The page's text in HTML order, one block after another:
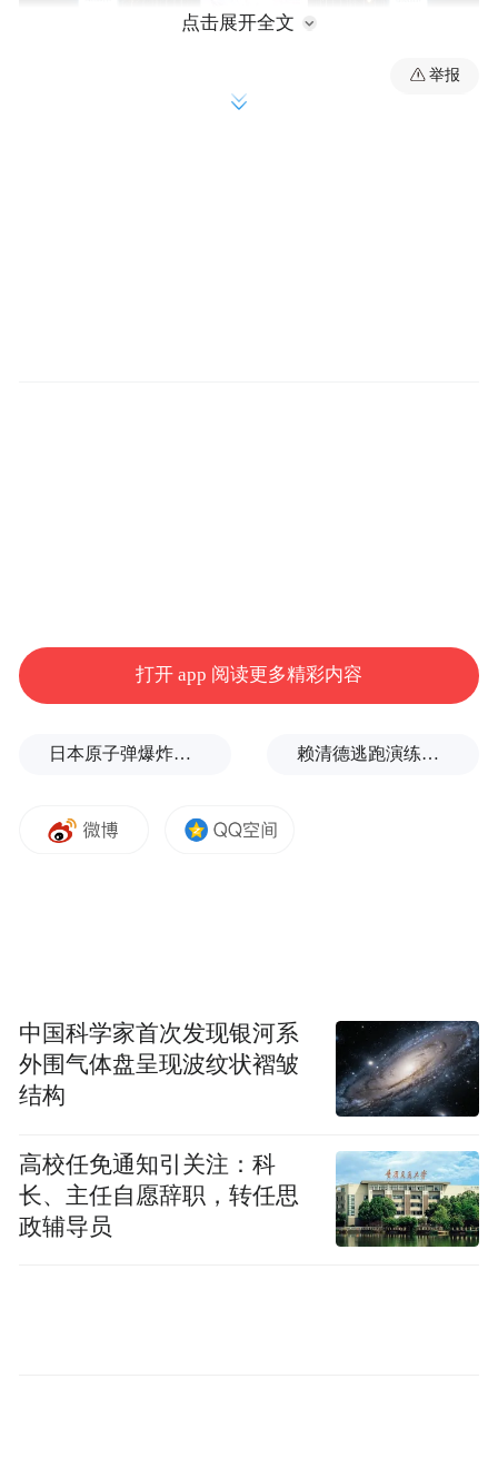
门子•洪管家等品牌商户，吸引一百多家商户
参与，活动现场吸引数万人参加，直接消费
产业文旅融合，落实文旅消费转化，打造一
场宁波文旅消费的最新盛会。
聚焦新文旅，打造宁波文旅新品牌
点击展开全文
举报
打开 app 阅读更多精彩内容
日本原子弹爆炸亲历者反对高市修改无核三原则，“她应该下台” 赖清德逃跑演练有美方人员参与，台媒体人：终于正式演练逃亡计划了
中国科学家首次发现银河系
外围气体盘呈现波纹状褶皱
结构
高校任免通知引关注：科
长、主任自愿辞职，转任思
政辅导员